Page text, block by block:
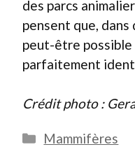
des parcs
pensent que, dans
peut-être possible
parfaitement
Crédit photo :
Catégories
Mammifères